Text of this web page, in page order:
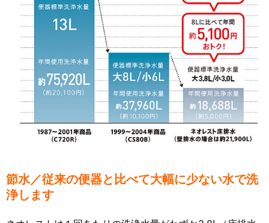
節水／従来の便器と比べて大幅に少ない水で洗
浄します